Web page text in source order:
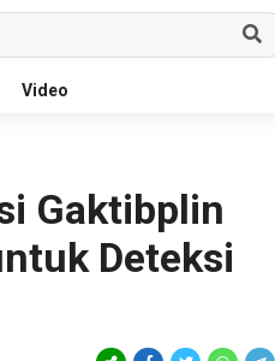
Video
Gaktibplin
Deteksi